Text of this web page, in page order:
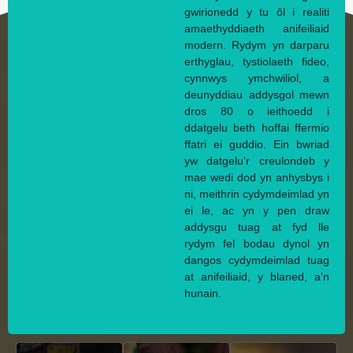
gwirionedd y tu ôl i realiti
amaethyddiaeth anifeiliaid
modern. Rydym yn darparu
erthyglau, tystiolaeth fideo,
cynnwys ymchwiliol, a
deunyddiau addysgol mewn
dros 80 o ieithoedd i
ddatgelu beth hoffai ffermio
ffatri ei guddio. Ein bwriad
yw datgelu'r creulondeb y
mae wedi dod yn anhysbys i
ni, meithrin cydymdeimlad yn
ei le, ac yn y pen draw
addysgu tuag at fyd lle
rydym fel bodau dynol yn
dangos cydymdeimlad tuag
at anifeiliaid, y blaned, a'n
hunain.